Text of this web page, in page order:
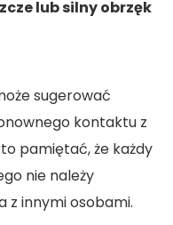
lub silny obrzęk
sugerować
kontaktu z
pamiętać, że każdy
nie należy
z innymi osobami.